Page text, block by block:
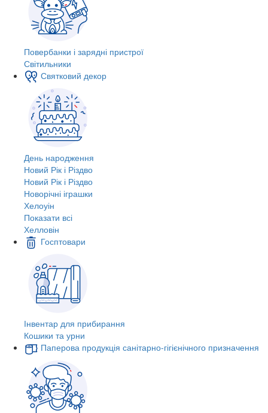
Повербанки і зарядні пристрої
Світильники
Святковий декор
День народження
Новий Рік і Різдво
Новий Рік і Різдво
Новорічні іграшки
Хелоуін
Показати всі
Хелловін
Госптовари
Інвентар для прибирання
Кошики та урни
Паперова продукція санітарно-гігієнічного призначення